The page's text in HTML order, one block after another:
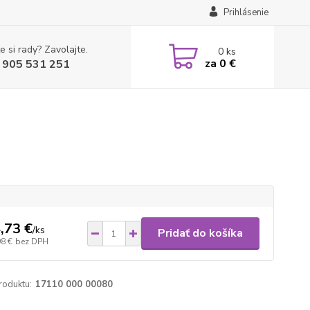
Prihlásenie
si rady? Zavolajte.
531 251
0ks
za 0 €
€/ks
€ bez DPH
Pridať do košíka
17110 000 00080